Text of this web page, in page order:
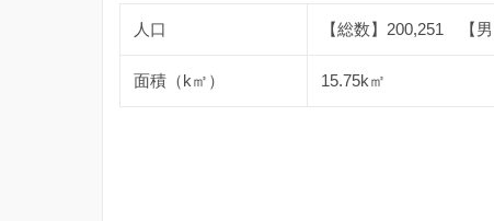
人口 【総数】200,251 【
面積（k㎡） 15.75k㎡